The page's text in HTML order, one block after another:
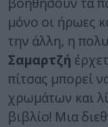
μόνο οι ήρωες
την άλλη, η
Σαμαρτζή
πίτσας μπορεί
χρωμάτων και
βιβλίο! Mια